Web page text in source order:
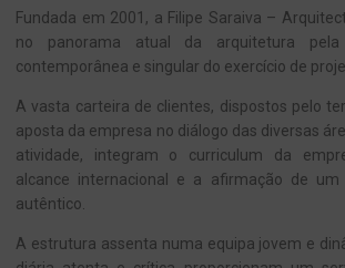
Fundada em 2001, a Filipe Saraiva –
no panorama atual da arquitetura
contemporânea e singular do exercício de
A vasta carteira de clientes, dispostos pelo
aposta da empresa no diálogo das diversas
atividade, integram o curriculum da
alcance internacional e a afirmação de um
autêntico.
A estrutura assenta numa equipa jovem e